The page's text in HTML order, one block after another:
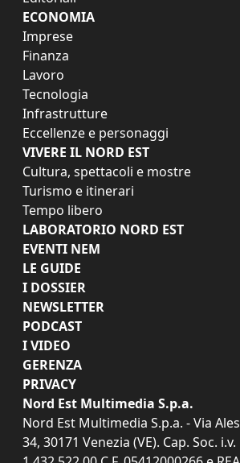
ECONOMIA
Imprese
Finanza
Lavoro
Tecnologia
Infrastrutture
Eccellenze e personaggi
VIVERE IL NORD EST
Cultura, spettacoli e mostre
Turismo e itinerari
Tempo libero
LABORATORIO NORD EST
EVENTI NEM
LE GUIDE
I DOSSIER
NEWSLETTER
PODCAST
I VIDEO
GERENZA
PRIVACY
Nord Est Multimedia S.p.a.
Nord Est Multimedia S.p.a. - Via
34, 30171 Venezia (VE). Cap. Soc.